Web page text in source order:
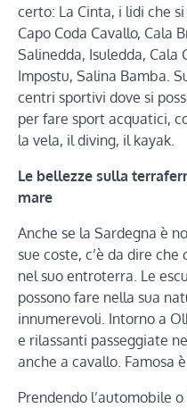
certo: La Cinta, i lidi che
Capo Coda Cavallo, Cala
Salinedda, Isuledda, Cala
Impostu, Salina Bamba.
centri sportivi dove si
per fare sport acquatici,
la vela, il diving, il kayak.
Le bellezze sulla
mare
Anche se la Sardegna è
sue coste, c’è da dire
nel suo entroterra. Le
possono fare nella sua
innumerevoli. Intorno a
e rilassanti passeggiate
anche a cavallo. Famosa
Prendendo l’automobile